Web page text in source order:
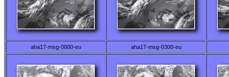
aha17-msg-0000-eu aha17-msg-0300-eu